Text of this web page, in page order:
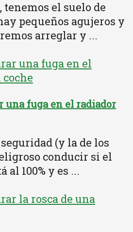
el suelo de
pequeños agujeros y
arreglar y ...
una fuga en el radiador
(y la de los
conducir si el
al 100% y es ...